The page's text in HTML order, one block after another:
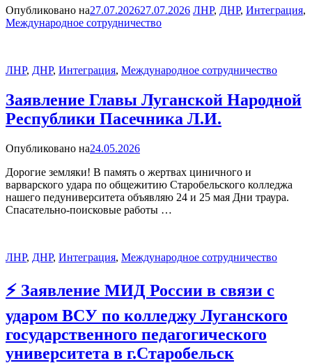
Опубликовано на27.07.202627.07.2026 ЛНР, ДНР, Интеграция,
Международное сотрудничество
ЛНР, ДНР, Интеграция, Международное сотрудничество
Заявление Главы Луганской Народной
Республики Пасечника Л.И.
Опубликовано на24.05.2026
Дорогие земляки! В память о жертвах циничного и
варварского удара по общежитию Старобельского колледжа
нашего педуниверситета объявляю 24 и 25 мая Дни траура.
Спасательно-поисковые работы …
ЛНР, ДНР, Интеграция, Международное сотрудничество
⚡️ Заявление МИД России в связи с
ударом ВСУ по колледжу Луганского
государственного педагогического
университета в г.Старобельск